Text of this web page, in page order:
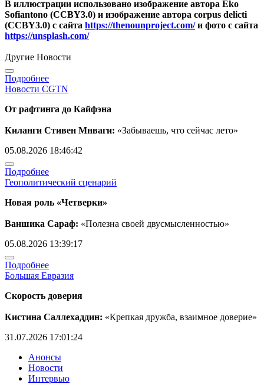
В иллюстрации использовано изображение автора Eko
Sofiantono (CCBY3.0) и изображение автора corpus delicti
(CCBY3.0) с сайта https://thenounproject.com/и фото с сайта
https://unsplash.com/
Другие Новости
Подробнее
Новости CGTN
От рафтинга до Кайфэна
Киланги Стивен Мнваги: «Забываешь, что сейчас лето»
05.08.2026 18:46:42
Подробнее
Геополитический сценарий
Новая роль «Четверки»
Ваншика Сараф: «Полезна своей двусмысленностью»
05.08.2026 13:39:17
Подробнее
Большая Евразия
Скорость доверия
Кистина Саллехаддин: «Крепкая дружба, взаимное доверие»
31.07.2026 17:01:24
Анонсы
Новости
Интервью